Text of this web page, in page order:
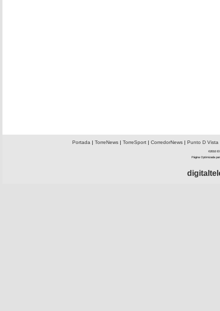
Portada | TorreNews| TorreSport| CorredorNews| Punto D Vista
©2010 El
Página Optimizada